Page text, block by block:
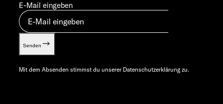
E-Mail eingeben
Senden
Mit dem Absenden stimmst du unserer Datenschutzerklärung zu.